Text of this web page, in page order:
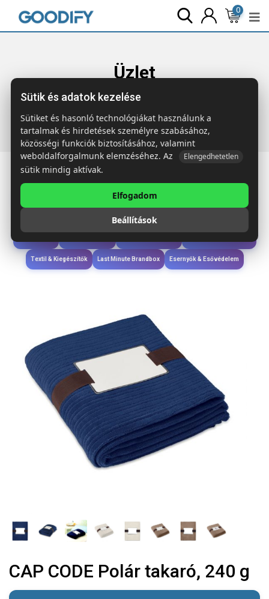
0
Üzlet
Főoldal Termékek Wellness & Ápolás
takaró, 240 g
Étkezés & Ivás
Wellness & Ápolás
Textil & Kiegészítők Last Minute Brandbox Esernyők & Esővédelem
CAP CODE Polár takaró, 240 g
Sütik és adatok kezelése
Sütiket és hasonló technológiákat használunk a
tartalmak és hirdetések személyre szabásához,
közösségi funkciók biztosításához, valamint
weboldalforgalmunk elemzéséhez. Az
Elengedhetetlen
sütik mindig aktívak.
Elfogadom
Beállítások